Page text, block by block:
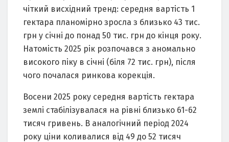
чіткий висхідний тренд: середня вартість 1
гектара планомірно зросла з близько 43 тис.
грн у січні до понад 50 тис. грн до кінця року.
Натомість 2025 рік розпочався з аномально
високого піку в січні (біля 72 тис. грн), після
чого почалася ринкова корекція.
Восени 2025 року середня вартість гектара
землі стабілізувалася на рівні близько 61-62
тисяч гривень. В аналогічний період 2024
року ціни коливалися від 49 до 52 тисяч